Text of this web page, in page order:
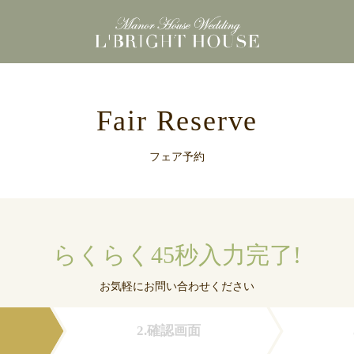
Fair Reserve
フェア予約
らくらく45秒入力完了!
お気軽にお問い合わせください
2.確認画面